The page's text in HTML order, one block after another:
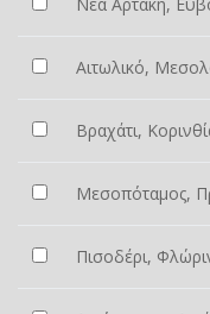
Αιτωλικό,
Βραχάτι,
Μεσοπόταμος,
Πισοδέρι,